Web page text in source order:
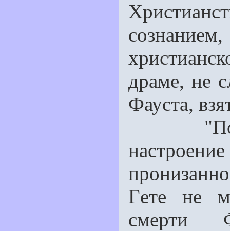
драме, не
Фауста,
"По
Гeте не
смерти